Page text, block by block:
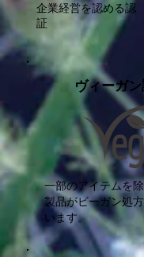
企業経営を認める認
証
ヴィーガ
一部のアイテムを
製品がビーガン処
います。